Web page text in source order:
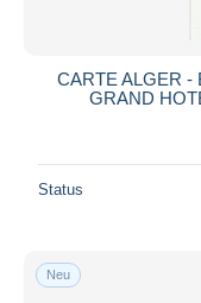
CARTE ALGER -
GRAND
Status
Neu